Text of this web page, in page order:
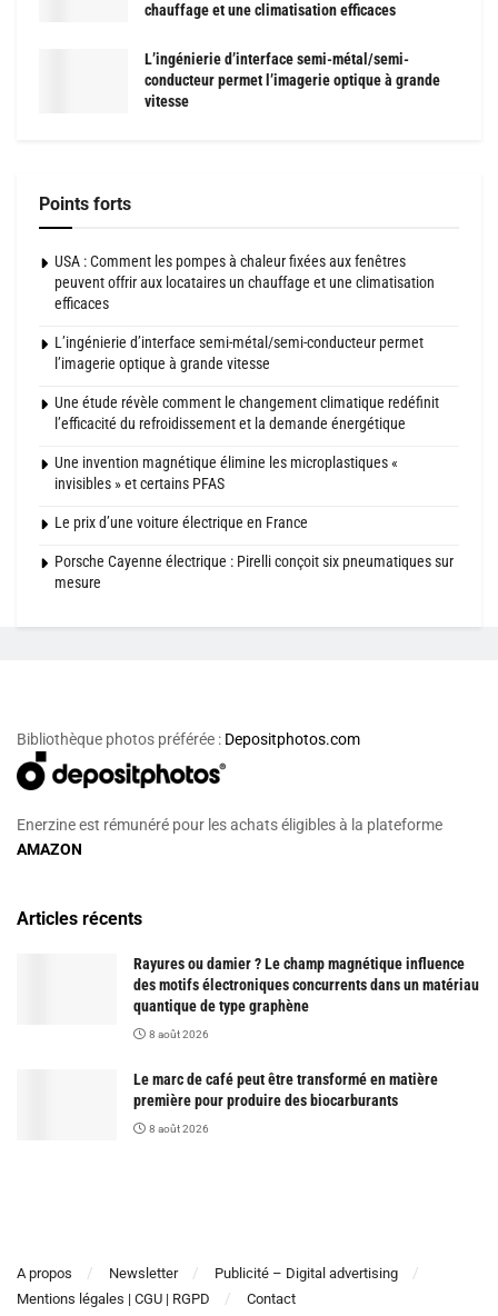
chauffage et une climatisation efficaces
L’ingénierie d’interface semi-métal/semi-
conducteur permet l’imagerie optique à grande
vitesse
Points forts
USA : Comment les pompes à chaleur fixées aux fenêtres
peuvent offrir aux locataires un chauffage et une climatisation
efficaces
L’ingénierie d’interface semi-métal/semi-conducteur permet
l’imagerie optique à grande vitesse
Une étude révèle comment le changement climatique redéfinit
l’efficacité du refroidissement et la demande énergétique
Une invention magnétique élimine les microplastiques «
invisibles » et certains PFAS
Le prix d’une voiture électrique en France
Porsche Cayenne électrique : Pirelli conçoit six pneumatiques sur
mesure
Bibliothèque photos préférée : Depositphotos.com
Enerzine est rémunéré pour les achats éligibles à la plateforme
AMAZON
Articles récents
Rayures ou damier ? Le champ magnétique influence
des motifs électroniques concurrents dans un matériau
quantique de type graphène
8 août 2026
Le marc de café peut être transformé en matière
première pour produire des biocarburants
8 août 2026
A propos Newsletter
Publicité – Digital advertising
Mentions légales | CGU | RGPD
Contact